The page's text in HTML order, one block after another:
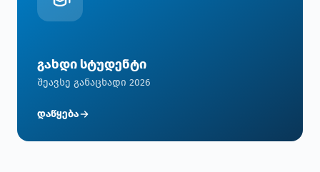
გახდი სტუდენტი
შეავსე განაცხადი 2026
დაწყება